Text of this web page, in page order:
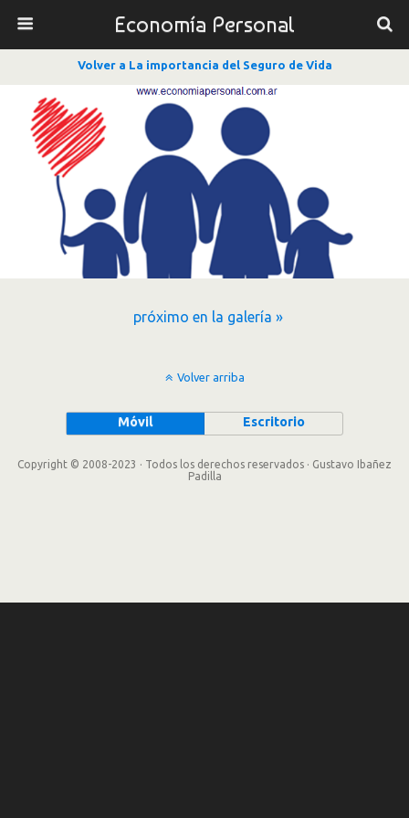
Economía Personal
Volver a La importancia del Seguro de Vida
próximo en la galería »
Volver arriba
Móvil Escritorio
Copyright © 2008-2023 · Todos los derechos reservados · Gustavo Ibañez
Padilla